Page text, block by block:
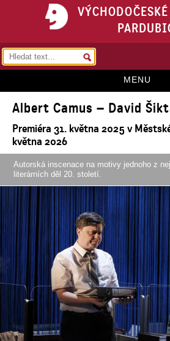
MENU
HOME
PROGRAM
REPERTOÁR
PŘEDPLATNÉ
KONTAKTY
O DIVADLE
SOUBOR
DÁLE
Albert Camus – David
Premiéra 31. května 2025 v
května 2026
Autorská inscenace na motivy jednoho z
literárních děl 20. století.